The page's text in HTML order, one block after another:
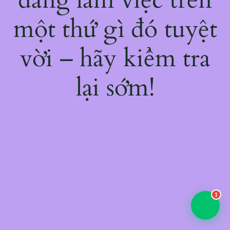
một thứ gì đó tuyệt
vời – hãy kiểm tra
lại sớm!
1